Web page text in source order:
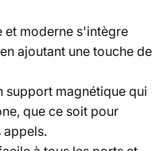
et moderne s'intègre
ajoutant une touche de
support magnétique qui
que ce soit pour
appels.